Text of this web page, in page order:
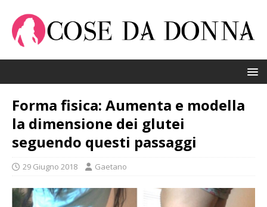
Forma fisica: Aumenta e modella
la dimensione dei glutei
seguendo questi passaggi
29 Giugno 2018 Gaetano